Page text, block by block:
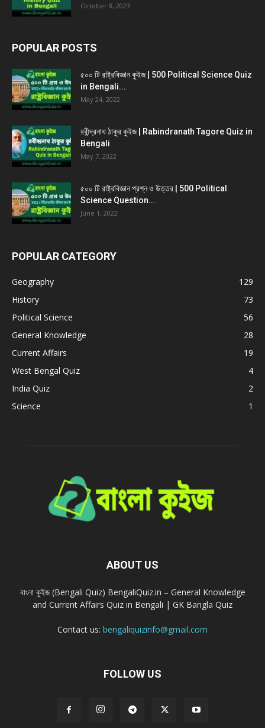
October 8, 2023
POPULAR POSTS
৫০০ টি রাষ্ট্রবিজ্ঞান কুইজ | 500 Political Science Quiz
in Bengali...
May 24, 2022
রবীন্দ্রনাথ ঠাকুর কুইজ | Rabindranath Tagore Quiz in
Bengali
May 7, 2022
৫০০ টি রাষ্ট্রবিজ্ঞান প্রশ্ন ও উত্তর | 500 Political
Science Question...
June 1, 2022
POPULAR CATEGORY
Geography
129
History
73
Political Science
56
General Knowledge
28
Current Affairs
19
West Bengal Quiz
4
India Quiz
2
Science
1
ABOUT US
বাংলা কুইজ (Bengali Quiz) BengaliQuiz.in – General Knowledge
and Current Affairs Quiz in Bengali | GK Bangla Quiz
Contact us: bengaliquizinfo@gmail.com
FOLLOW US